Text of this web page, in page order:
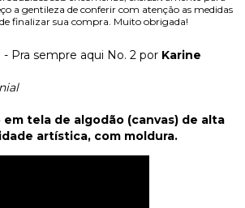
a gentileza de conferir com atenção as medidas
finalizar sua compra. Muito obrigada!
Pra sempre aqui No. 2 por Karine
tela de algodão (canvas) de alta
artística, com moldura.